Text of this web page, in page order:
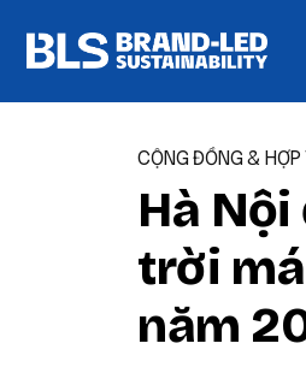
CỘNG ĐỒNG & HỢP
Hà
trời
năm